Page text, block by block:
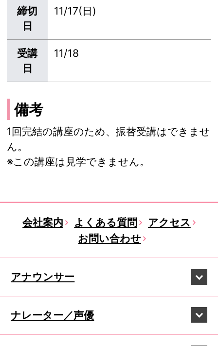
締切
日
11/17(日)
受講
日
11/18
備考
1回完結の講座のため、振替受講はできませ
ん。
※この講座は見学できません。
会社案内 よくある質問
アクセス
お問い合わせ
アナウンサー
ナレーター／声優